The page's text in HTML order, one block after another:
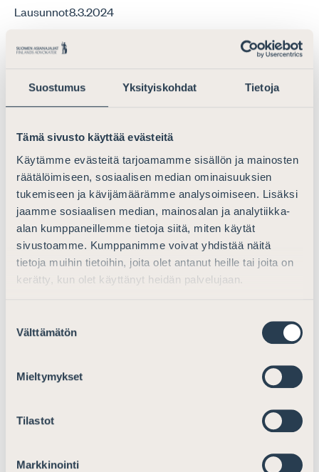
Suostumus Yksityiskohdat Tietoja
Tämä sivusto käyttää evästeitä
Käytämme evästeitä tarjoamamme sisällön ja mainosten
räätälöimiseen, sosiaalisen median ominaisuuksien
tukemiseen ja kävijämäärämme analysoimiseen. Lisäksi
jaamme sosiaalisen median, mainosalan ja analytiikka-
alan kumppaneillemme tietoja siitä, miten käytät
sivustoamme. Kumppanimme voivat yhdistää näitä
tietoja muihin tietoihin, joita olet antanut heille tai joita on
kerätty, kun olet käyttänyt heidän palvelujaan.
valinta
Välttämätön
Mieltymykset
Tilastot
Markkinointi
Lausunnot8.3.2024
Lausunto kilpailulain uudistamista
5.5.2017
Ajankohtaista
Lausunto yleisen tietosuoja-asetuksen
toimivuudesta ja sen soveltamiseen
liittyvistä kokemuksista
Kuolinpesän omaisuuden luovutuksen
verotus
Lausunnot14.8.2024